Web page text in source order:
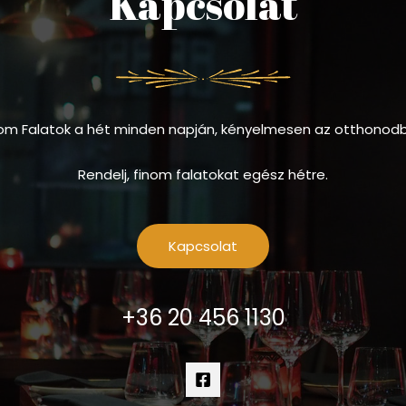
Falatok a hét minden napján, kényelmesen az
Rendelj, finom falatokat egész hétre.
Kapcsolat
+36 20 456 1130